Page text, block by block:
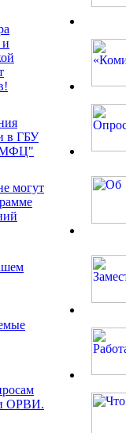
и
в ГБУ
"МФЦ"
могут
ОРВИ.